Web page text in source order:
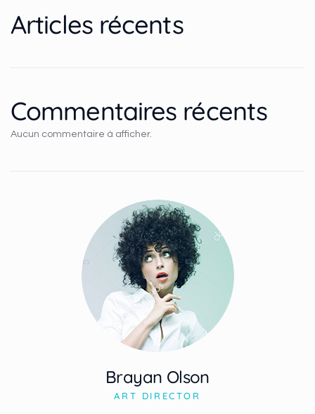
Articles récents
Commentaires récents
Aucun commentaire à afficher.
Brayan Olson
ART DIRECTOR